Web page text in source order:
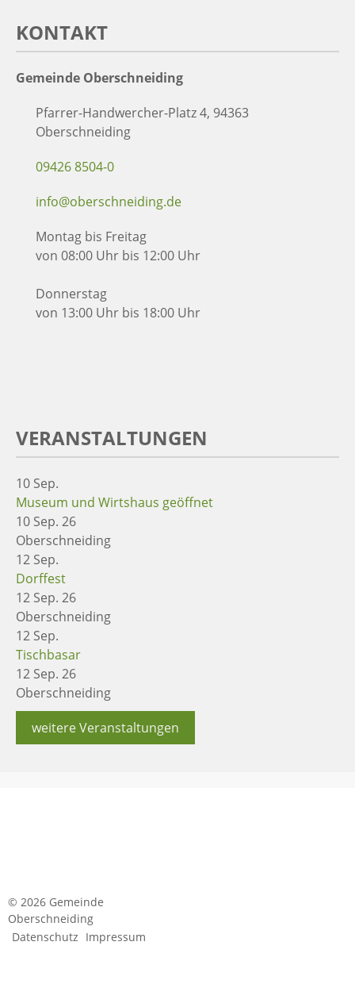
KONTAKT
Gemeinde Oberschneiding
Pfarrer-Handwercher-Platz 4, 94363
Oberschneiding
09426 8504-0
info@oberschneiding.de
Montag bis Freitag
von 08:00 Uhr bis 12:00 Uhr
Donnerstag
von 13:00 Uhr bis 18:00 Uhr
VERANSTALTUNGEN
10 Sep.
Museum und Wirtshaus geöffnet
10 Sep. 26
Oberschneiding
12 Sep.
Dorffest
12 Sep. 26
Oberschneiding
12 Sep.
Tischbasar
12 Sep. 26
Oberschneiding
weitere Veranstaltungen
© 2026 Gemeinde
Oberschneiding
Datenschutz Impressum